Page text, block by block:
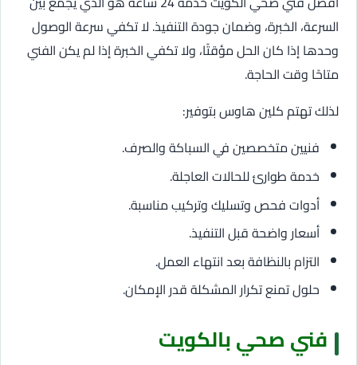
السرعة، الخبرة، وضمان جودة التنفيذ. لا تكفي سرعة الوصول
وحدها إذا كان الحل مؤقتًا، ولا تكفي الخبرة إذا لم يكن الفني
متاحًا وقت الحاجة.
لذلك تهتم كلين هاوس بتوفير:
فنيين متخصصين في السباكة والصرف.
خدمة طوارئ للحالات العاجلة.
أدوات فحص وتسليك وتركيب مناسبة.
أسعار واضحة قبل التنفيذ.
التزام بالنظافة بعد انتهاء العمل.
حلول تمنع تكرار المشكلة قدر الإمكان.
فني صحي بالكويت